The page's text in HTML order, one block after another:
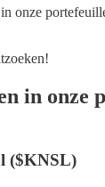
onze
in onze
($KNSL)